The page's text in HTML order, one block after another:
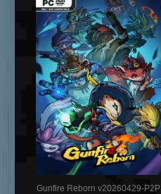
Gunfire Reborn v20260429-P2P